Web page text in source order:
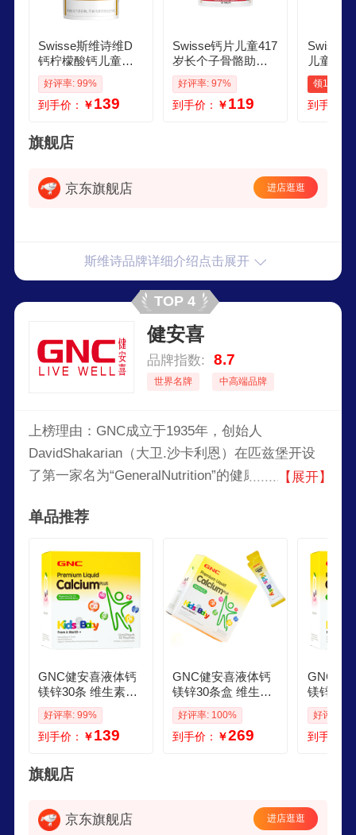
Swisse斯维诗维D
钙柠檬酸钙儿童成
人男女性老人补钙
维生素D3钙片 VD
钙 90粒1瓶 温和补
好评率: 99%
到手价： ￥139
Swisse钙片儿童417
岁长个子骨骼助发
育钙片青少年1117
岁补钙 基础款 小颗
粒款 418岁 300粒1
好评率: 97%
到手价： ￥119
Swisse
儿童
补钙含
钙 升级
瓶 临期
领10元券
到手价：
旗舰店
京东旗舰店 进店逛逛
斯维诗品牌详细介绍点击展开
TOP 4
健安喜
品牌指数: 8.7
世界名牌 中高端品牌
上榜理由：GNC成立于1935年，创始人
DavidShakarian（大卫.沙卡利恩）在匹兹堡开设
了第一家名为“GeneralNutrition”的健康食品连锁
一，产品线覆盖超16大品类，涵盖从基础营养到美
康产品。
【展开】
单品推荐
GNC健安喜液体钙
镁锌30条 维生素d3
儿童钙片婴幼儿乳
钙接骨木莓进口
好评率: 99%
到手价： ￥139
GNC健安喜液体钙
镁锌30条盒 维生素
d3儿童钙片婴幼儿
乳钙接骨木莓
好评率: 100%
到手价： ￥269
GNC健
镁锌30
d3儿童
乳钙接
好评率:
到手价：
旗舰店
京东旗舰店 进店逛逛